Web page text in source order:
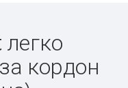
легко
кордон